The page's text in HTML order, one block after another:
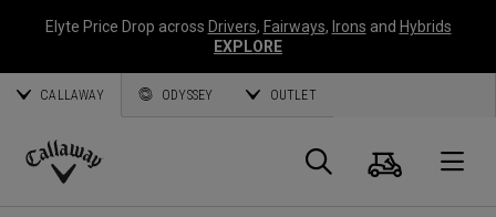
Elyte Price Drop across Drivers, Fairways, Irons and Hybrids
EXPLORE
CALLAWAY ODYSSEY OUTLET
Callaway
Suche